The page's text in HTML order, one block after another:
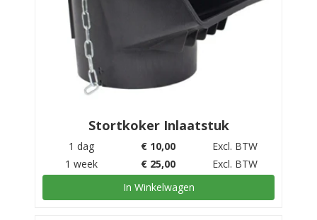
Stortkoker Inlaatstuk
1 dag € 10,00
Excl. BTW
1 week
€ 25,00
Excl. BTW
In Winkelwagen